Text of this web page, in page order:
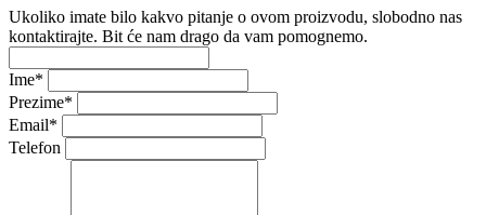
Ukoliko imate bilo kakvo pitanje o ovom proizvodu, slobodno nas
kontaktirajte. Bit će nam drago da vam pomognemo.
Ime*
Prezime*
Email*
Telefon